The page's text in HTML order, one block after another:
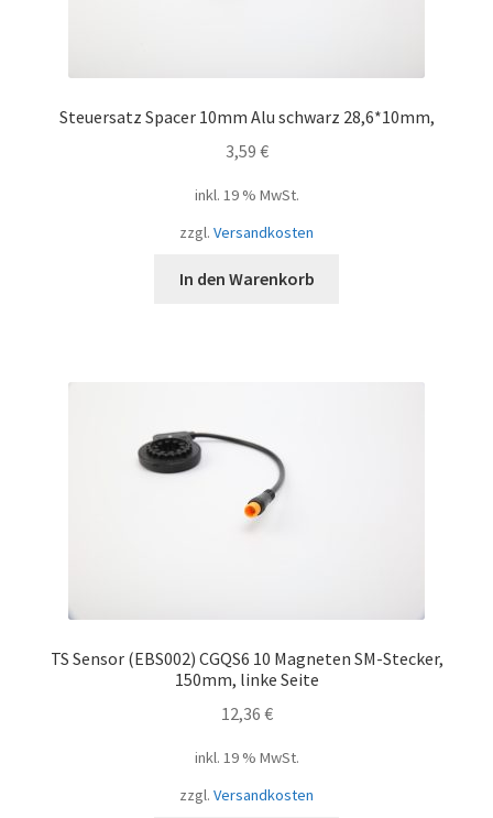
Steuersatz Spacer 10mm Alu schwarz 28,6*10mm,
3,59 €
inkl. 19 % MwSt.
zzgl. Versandkosten
In den Warenkorb
TS Sensor (EBS002) CGQS6 10 Magneten SM-Stecker,
150mm, linke Seite
12,36 €
inkl. 19 % MwSt.
zzgl. Versandkosten